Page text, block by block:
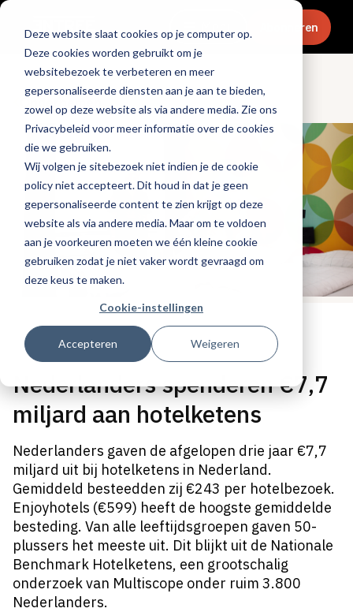
Deze website slaat cookies op je computer op.
Deze cookies worden gebruikt om je
websitebezoek te verbeteren en meer
gepersonaliseerde diensten aan je aan te bieden,
zowel op deze website als via andere media. Zie ons
Privacybeleid voor meer informatie over de cookies
die we gebruiken.
Wij volgen je sitebezoek niet indien je de cookie
policy niet accepteert. Dit houd in dat je geen
gepersonaliseerde content te zien krijgt op deze
website als via andere media. Maar om te voldoen
aan je voorkeuren moeten we één kleine cookie
gebruiken zodat je niet vaker wordt gevraagd om
deze keus te maken.
Cookie-instellingen
Accepteren Weigeren
Menu Abonneren
Ondernemen
Tags:hotels,ketens,horecanieuws,onderzoek
Gepubliceerd op: 28 januari 2026
Nederlanders spenderen €7,7
miljard aan hotelketens
Nederlanders gaven de afgelopen drie jaar €7,7
miljard uit bij hotelketens in Nederland.
Gemiddeld besteedden zij €243 per hotelbezoek.
Enjoyhotels (€599) heeft de hoogste gemiddelde
besteding. Van alle leeftijdsgroepen gaven 50-
plussers het meeste uit. Dit blijkt uit de Nationale
Benchmark Hotelketens, een grootschalig
onderzoek van Multiscope onder ruim 3.800
Nederlanders.